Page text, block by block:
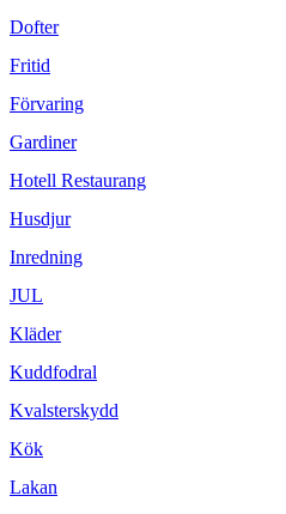
Dofter
Fritid
Förvaring
Gardiner
Hotell Restaurang
Husdjur
Inredning
JUL
Kläder
Kuddfodral
Kvalsterskydd
Kök
Lakan